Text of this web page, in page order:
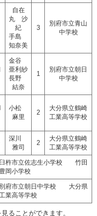
自在
丸 沙
紀
手島
知奈美
3
別府市立青山
中学校
金谷
亜利紗
長野
結奈
1
別府市立朝日
中学校
小松
麻里
2
大分県立鶴崎
工業高等学校
深川
雅司
2
大分県立鶴崎
工業高等学校
杵市立佐志生小学校 竹田
岡小学校
府市立朝日中学校 大分県
業高等学校
ることができます。